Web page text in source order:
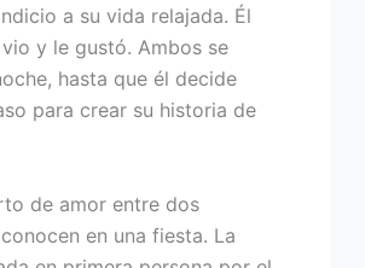
a su vida relajada. Él
y le gustó. Ambos se
hasta que él decide
para crear su historia de
de amor entre dos
en una fiesta. La